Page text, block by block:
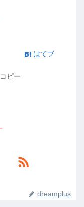
はてブ
コピー
dreamplus